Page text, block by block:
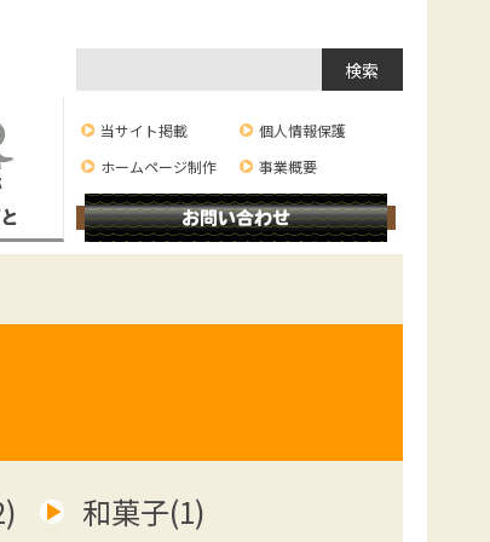
検
当サイト掲載
個人情報保護
ホームページ制作
事業概要
和菓子(1)